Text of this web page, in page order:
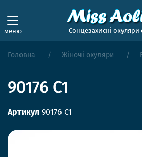
меню Сонцезахисні окуляри
Головна Жіночі окуляри
90176 C1
Артикул 90176 C1